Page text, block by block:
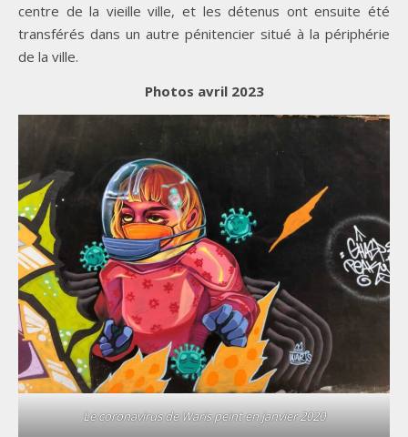
centre de la vieille ville, et les détenus ont ensuite été
transférés dans un autre pénitencier situé à la périphérie
de la ville.
Photos avril 2023
Le coronavirus de Waris peint en janvier 2020